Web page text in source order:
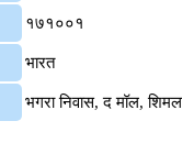
१७१००१
भारत
भगरा निवास, द मॉल,